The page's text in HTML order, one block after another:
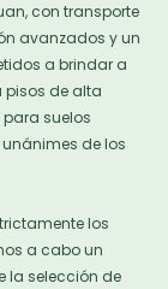
con transporte
avanzados y un
a brindar a
pisos de alta
suelos
de los
los
a cabo un
la selección de